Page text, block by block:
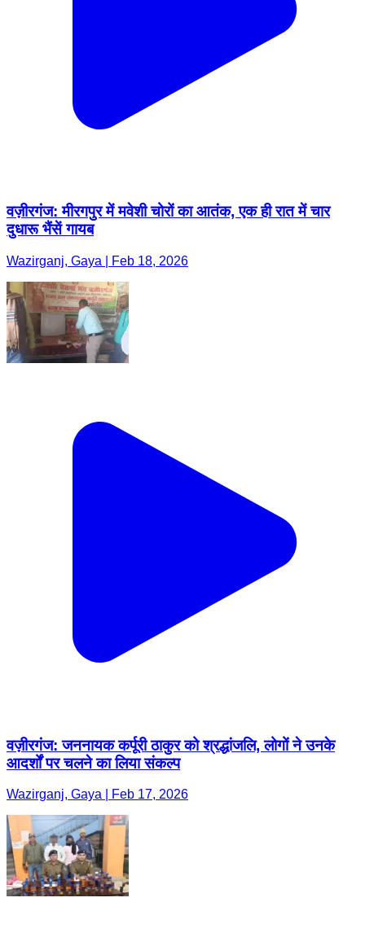
वज़ीरगंज: मीरगपुर में मवेशी चोरों का आतंक, एक ही रात में चार
दुधारू भैंसें गायब
Wazirganj, Gaya | Feb 18, 2026
वज़ीरगंज: जननायक कर्पूरी ठाकुर को श्रद्धांजलि, लोगों ने उनके
आदर्शों पर चलने का लिया संकल्प
Wazirganj, Gaya | Feb 17, 2026